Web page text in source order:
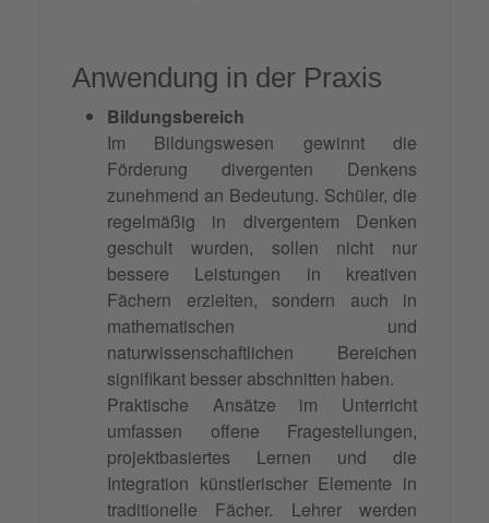
Anwendung in der Praxis
Bildungsbereich
Im Bildungswesen gewinnt die
Förderung divergenten Denkens
zunehmend an Bedeutung. Schüler, die
regelmäßig in divergentem Denken
geschult wurden, sollen nicht nur
bessere Leistungen in kreativen
Fächern erzielten, sondern auch in
mathematischen und
naturwissenschaftlichen Bereichen
signifikant besser abschnitten haben.
Praktische Ansätze im Unterricht
umfassen offene Fragestellungen,
projektbasiertes Lernen und die
Integration künstlerischer Elemente in
traditionelle Fächer. Lehrer werden